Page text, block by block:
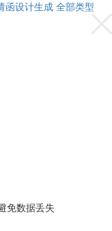
函设计生成 全部类型
免数据丢失